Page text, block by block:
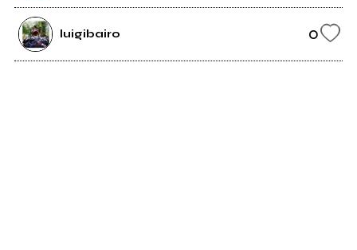
luigibairo 0